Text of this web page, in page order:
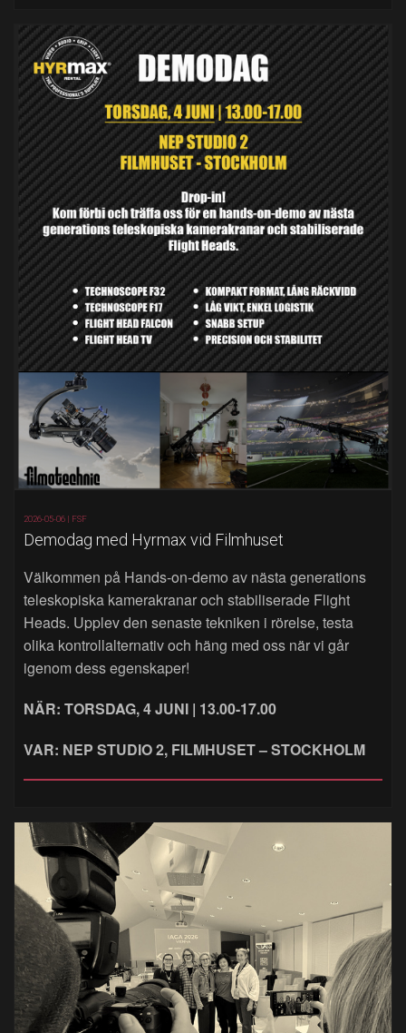
2026-05-06 | FSF
Demodag med Hyrmax vid Filmhuset
Välkommen på Hands‑on‑demo av nästa generations
teleskopiska kamerakranar och stabiliserade Flight
Heads. Upplev den senaste tekniken i rörelse, testa
olika kontrollalternativ och häng med oss när vi går
igenom dess egenskaper!
NÄR: TORSDAG, 4 JUNI | 13.00-17.00
VAR: NEP STUDIO 2, FILMHUSET – STOCKHOLM